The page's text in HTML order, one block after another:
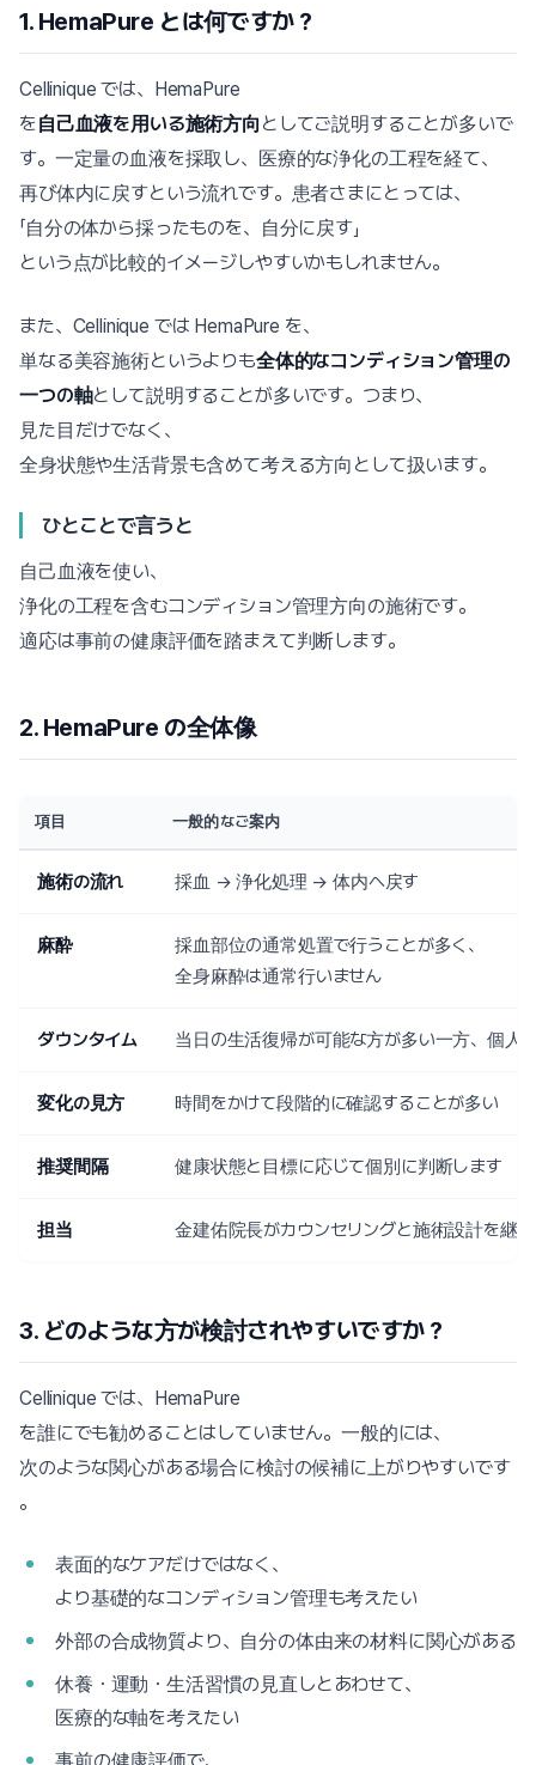
1. HemaPure とは何ですか？
Cellinique では、HemaPure
を自己血液を用いる施術方向 としてご説明することが多いで
す。一定量の血液を採取し、医療的な浄化の工程を経て、
再び体内に戻すという流れです。患者さまにとっては、
「自分の体から採ったものを、自分に戻す」
という点が比較的イメージしやすいかもしれません。
また、Cellinique では HemaPure を、
単なる美容施術というよりも全体的なコンディション管理の
一つの軸として説明することが多いです。つまり、
見た目だけでなく、
全身状態や生活背景も含めて考える方向として扱います。
ひとことで言うと
自己血液を使い、
浄化の工程を含むコンディション管理方向の施術です。
適応は事前の健康評価を踏まえて判断します。
2. HemaPure の全体像
項目 一般的なご案内
施術の流れ 採血 → 浄化処理 → 体内へ戻す
麻酔
採血部位の通常処置で行うことが多く、
全身麻酔は通常行いません
ダウンタイム 当日の生活復帰が可能な方が多い一方、個人
変化の見方 時間をかけて段階的に確認することが多い
推奨間隔 健康状態と目標に応じて個別に判断します
担当 金建佑院長がカウンセリングと施術設計を継
3. どのような方が検討されやすいですか？
Cellinique では、HemaPure
を誰にでも勧めることはしていません。一般的には、
次のような関心がある場合に検討の候補に上がりやすいです
。
表面的なケアだけではなく、
より基礎的なコンディション管理も考えたい
外部の合成物質より、自分の体由来の材料に関心がある
休養・運動・生活習慣の見直しとあわせて、
医療的な軸を考えたい